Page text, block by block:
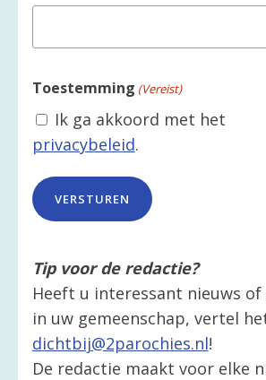
Toestemming (Vereist)
Ik ga akkoord met het
privacybeleid.
Tip voor de redactie?
Heeft u interessant nieuws
in uw gemeenschap, vertel
dichtbij@2parochies.nl!
De redactie maakt voor elke